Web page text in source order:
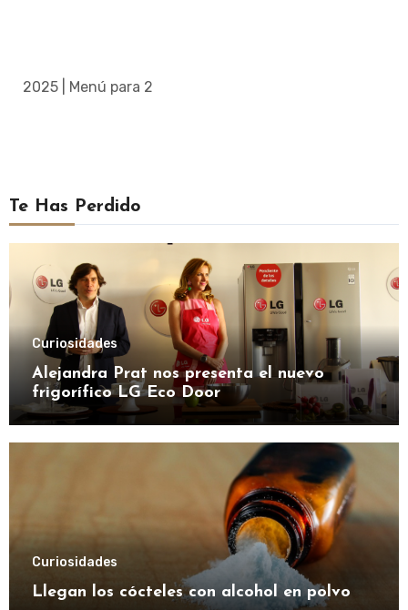
2025 | Menú para 2
Te Has Perdido
Curiosidades
Alejandra Prat nos presenta el nuevo
frigorífico LG Eco Door
Curiosidades
Llegan los cócteles con alcohol en polvo